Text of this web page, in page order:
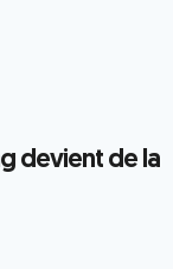
devient de la